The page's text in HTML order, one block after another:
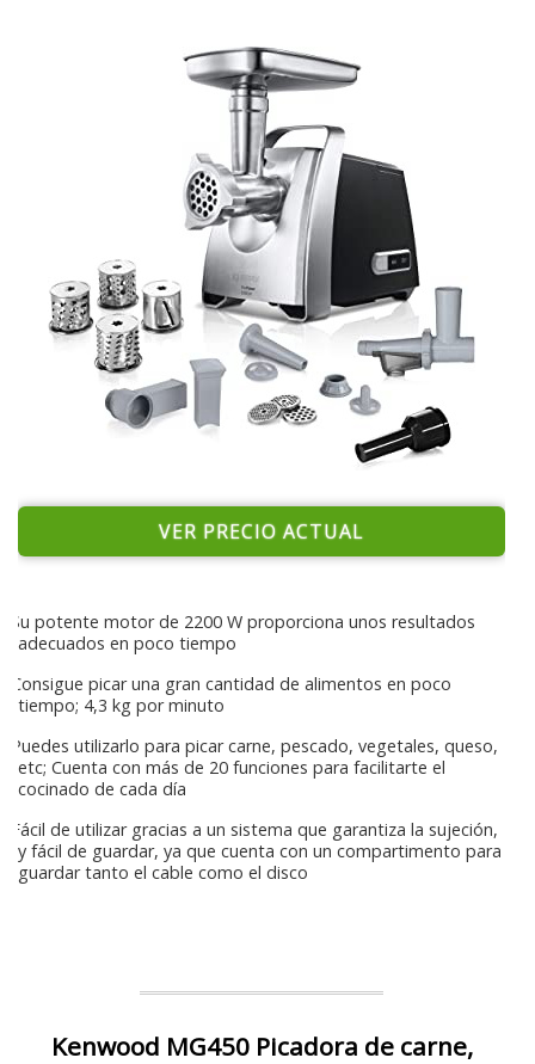
VER PRECIO ACTUAL
Su potente motor de 2200 W proporciona unos resultados
adecuados en poco tiempo
Consigue picar una gran cantidad de alimentos en poco
tiempo; 4,3 kg por minuto
Puedes utilizarlo para picar carne, pescado, vegetales, queso,
etc; Cuenta con más de 20 funciones para facilitarte el
cocinado de cada día
Fácil de utilizar gracias a un sistema que garantiza la sujeción,
y fácil de guardar, ya que cuenta con un compartimento para
guardar tanto el cable como el disco
Kenwood MG450 Picadora de carne,